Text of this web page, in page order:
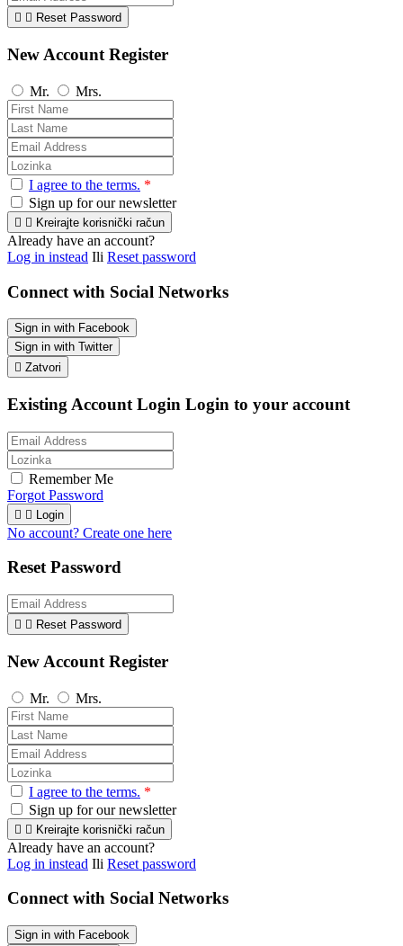
  Reset Password
New Account Register
Mr. Mrs.
I agree to the terms. *
Sign up for our newsletter
  Kreirajte korisnički račun
Already have an account?
Log in instead Ili Reset password
Connect with Social Networks
Sign in with Facebook
Sign in with Twitter
 Zatvori
Existing Account Login Login to your account
Remember Me
Forgot Password
  Login
No account? Create one here
Reset Password
  Reset Password
New Account Register
Mr. Mrs.
I agree to the terms. *
Sign up for our newsletter
  Kreirajte korisnički račun
Already have an account?
Log in instead Ili Reset password
Connect with Social Networks
Sign in with Facebook